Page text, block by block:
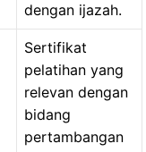
dengan ijazah.
Sertifikat
pelatihan yang
relevan dengan
bidang
pertambangan